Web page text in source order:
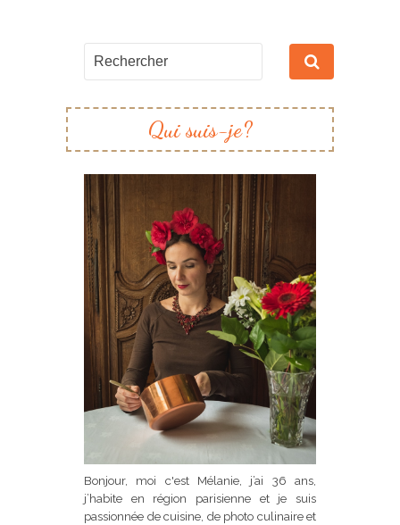
Qui suis-je?
Bonjour, moi c'est Mélanie, j’ai 36 ans,
j’habite en région parisienne et je suis
passionnée de cuisine, de photo culinaire et